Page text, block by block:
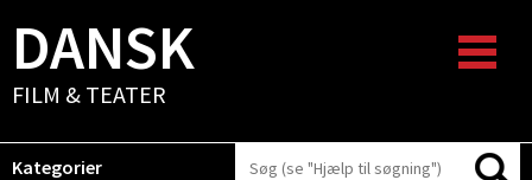
DANSK
FILM & TEATER
Kategorier